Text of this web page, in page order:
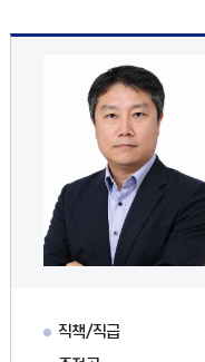
직책/직급